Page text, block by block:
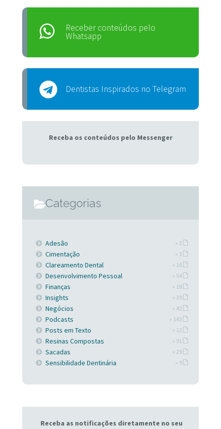
Receber conteúdos pelo
Whatsapp
Dentistas Inspirados no Telegram
Receba os conteúdos pelo Messenger
Categorias
Adesão » 3
Cimentação » 3
Clareamento Dental » 16
Desenvolvimento Pessoal » 54
Finanças » 18
Insights » 39
Negócios » 42
Podcasts » 143
Posts em Texto » 12
Resinas Compostas » 91
Sacadas » 29
Sensibilidade Dentinária » 9
Receba as notificações diretamente no seu